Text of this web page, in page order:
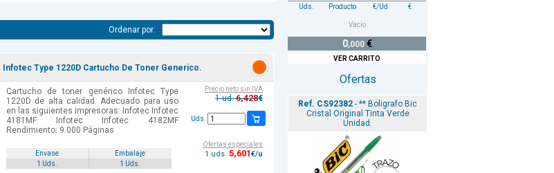
Ordenar por:
Infotec Type 1220D Cartucho De Toner Generico.
Cartucho de toner genérico Infotec Type
1220D de alta calidad. Adecuado para uso
en las siguientes impresoras: Infotec Infotec
4181MF Infotec Infotec 4182MF
Rendimiento: 9.000 Páginas
Envase
Embalaje
1 Uds.
1 Uds.
Precio neto sin IVA
1 ud.6,428€
Uds.
Ofertas especiales
1 uds. 5,601€/u
Uds. Producto €/Ud €
Vacío
0,000€
VER CARRITO
Ofertas
Ref. CS92382 - ** Boligrafo Bic
Cristal Original Tinta Verde
Unidad.